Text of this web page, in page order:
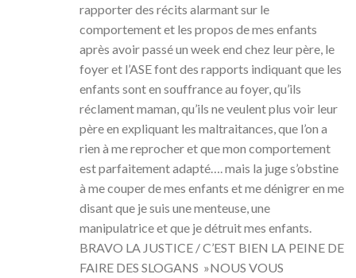
rapporter des récits alarmant sur le
comportement et les propos de mes enfants
après avoir passé un week end chez leur père, le
foyer et l’ASE font des rapports indiquant que les
enfants sont en souffrance au foyer, qu’ils
réclament maman, qu’ils ne veulent plus voir leur
père en expliquant les maltraitances, que l’on a
rien à me reprocher et que mon comportement
est parfaitement adapté…. mais la juge s’obstine
à me couper de mes enfants et me dénigrer en me
disant que je suis une menteuse, une
manipulatrice et que je détruit mes enfants.
BRAVO LA JUSTICE / C’EST BIEN LA PEINE DE
FAIRE DES SLOGANS »NOUS VOUS